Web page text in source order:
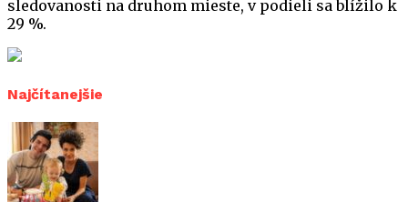
sledovanosti na druhom mieste, v podieli sa blížilo k
29 %.
Najčítanejšie